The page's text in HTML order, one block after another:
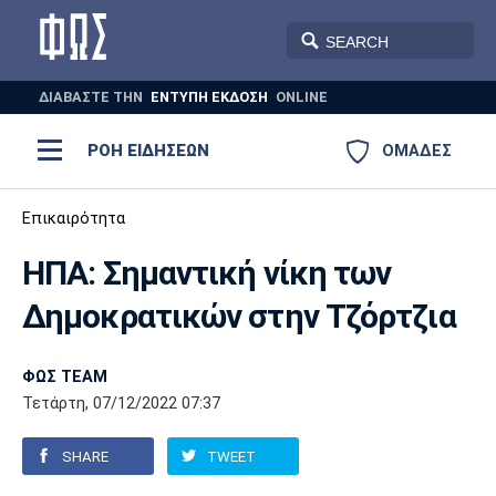
ΔΙΑΒΑΣΤΕ THN ΕΝΤΥΠΗ ΕΚΔΟΣΗ ONLINE
ΟΜΑΔΕΣ
ΡΟΗ ΕΙΔΗΣΕΩΝ
ΠΟΔΟΣΦΑΙΡΟ
ΒΟΛΕΪ ΣΠΟΡ
AUTO-MOTO
Ποδόσφαιρο
Super League 1
Super League 2
Γ Εθνική
Ελλάδα
Μπάσκετ
Ελλάδα
Εθνική
EuroLeague
Ολυμπιακοί Αγώνες
Βόλεϊ
Πόλο
Ολυμπιακός ΑΕΚ ΠΑΟΚ
Παναθηναϊκός Ατρόμητος
Επικαιρότητα
ΗΠΑ: Σημαντική νίκη των
Δημοκρατικών στην Τζόρτζια
ΦΩΣ TEAM
Τετάρτη, 07/12/2022 07:37
SHARE TWEET